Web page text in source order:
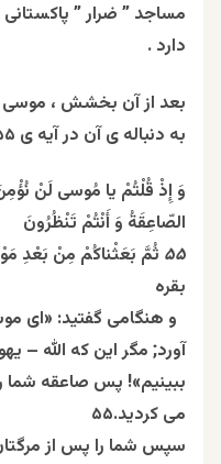
مساجد ” ضرار ”
دارد .
بعد از آن بخشش ، موسی
به دنباله‌ ی آن در آیه ی ۵۵ و ۵۶ در سوره بقره نگاه کنید :
وَ إِذْ قُلْتُمْ یا مُوسى لَنْ
الصّاعِقَةُ وَ أَنْتُمْ تَنْظُرُونَ
۵۵
بقره
و هنگامى گفتید: «اى
آورد; مگر این که الله –
ببینیم»! پس صاعقه شما
مى کردید.۵۵
سپس شما را پس از